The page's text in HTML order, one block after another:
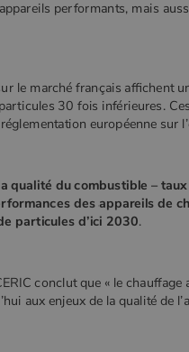
performants, mais
le marché français affichent
30 fois inférieures.
européenne sur
qualité du combustible –
des appareils de
particules d’ici 2030.
conclut que « le
aux enjeux de la qualité de